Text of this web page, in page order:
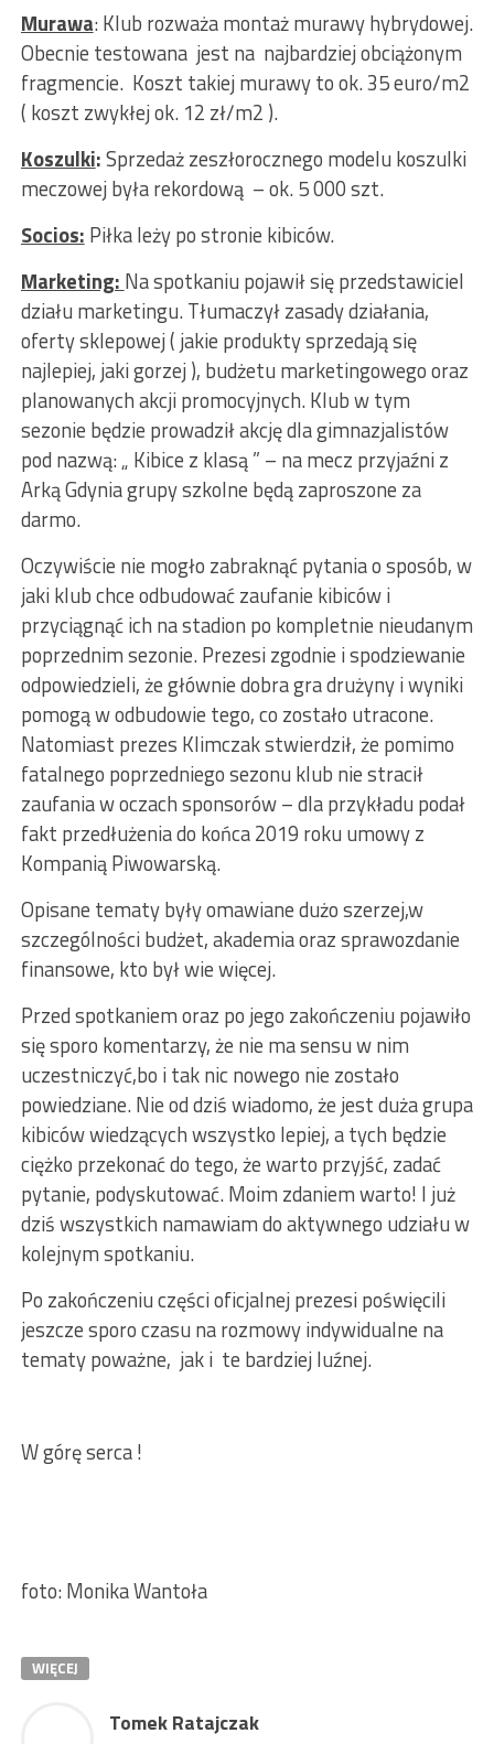
Murawa: Klub rozważa montaż murawy hybrydowej.
Obecnie testowana jest na najbardziej obciążonym
fragmencie. Koszt takiej murawy to ok. 35 euro/m2
( koszt zwykłej ok. 12 zł/m2 ).
Koszulki:Sprzedaż zeszłorocznego modelu koszulki
meczowej była rekordową – ok. 5 000 szt.
Socios: Piłka leży po stronie kibiców.
Marketing: Na spotkaniu pojawił się przedstawiciel
działu marketingu. Tłumaczył zasady działania,
oferty sklepowej ( jakie produkty sprzedają się
najlepiej, jaki gorzej ), budżetu marketingowego oraz
planowanych akcji promocyjnych. Klub w tym
sezonie będzie prowadził akcję dla gimnazjalistów
pod nazwą: „ Kibice z klasą ” – na mecz przyjaźni z
Arką Gdynia grupy szkolne będą zaproszone za
darmo.
Oczywiście nie mogło zabraknąć pytania o sposób, w
jaki klub chce odbudować zaufanie kibiców i
przyciągnąć ich na stadion po kompletnie nieudanym
poprzednim sezonie. Prezesi zgodnie i spodziewanie
odpowiedzieli, że głównie dobra gra drużyny i wyniki
pomogą w odbudowie tego, co zostało utracone.
Natomiast prezes Klimczak stwierdził, że pomimo
fatalnego poprzedniego sezonu klub nie stracił
zaufania w oczach sponsorów – dla przykładu podał
fakt przedłużenia do końca 2019 roku umowy z
Kompanią Piwowarską.
Opisane tematy były omawiane dużo szerzej,w
szczególności budżet, akademia oraz sprawozdanie
finansowe, kto był wie więcej.
Przed spotkaniem oraz po jego zakończeniu pojawiło
się sporo komentarzy, że nie ma sensu w nim
uczestniczyć,bo i tak nic nowego nie zostało
powiedziane. Nie od dziś wiadomo, że jest duża grupa
kibiców wiedzących wszystko lepiej, a tych będzie
ciężko przekonać do tego, że warto przyjść, zadać
pytanie, podyskutować. Moim zdaniem warto! I już
dziś wszystkich namawiam do aktywnego udziału w
kolejnym spotkaniu.
Po zakończeniu części oficjalnej prezesi poświęcili
jeszcze sporo czasu na rozmowy indywidualne na
tematy poważne, jak i te bardziej luźnej.
W górę serca !
foto: Monika Wantoła
WIĘCEJ
Tomek Ratajczak